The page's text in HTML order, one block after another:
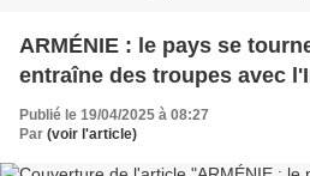
ARMÉNIE : le pays se
entraîne des troupes avec
Publié le 19/04/2025 à 08:27
Par (voir l'article)